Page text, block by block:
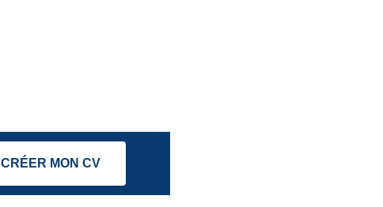
CRÉER MON CV